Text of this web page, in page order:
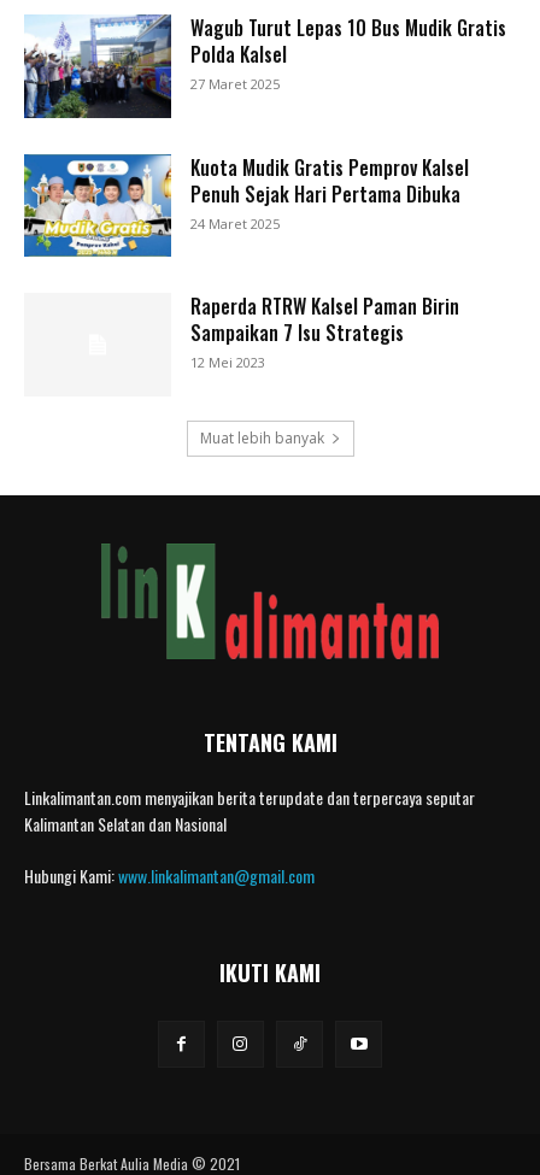
Wagub Turut Lepas 10 Bus Mudik Gratis
Polda Kalsel
27 Maret 2025
Kuota Mudik Gratis Pemprov Kalsel
Penuh Sejak Hari Pertama Dibuka
24 Maret 2025
Raperda RTRW Kalsel Paman Birin
Sampaikan 7 Isu Strategis
12 Mei 2023
Muat lebih banyak
TENTANG KAMI
Linkalimantan.com menyajikan berita terupdate dan terpercaya seputar
Kalimantan Selatan dan Nasional
Hubungi Kami:www.linkalimantan@gmail.com
IKUTI KAMI
Bersama Berkat Aulia Media © 2021